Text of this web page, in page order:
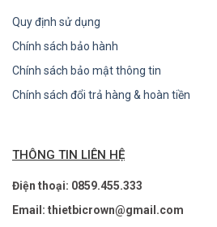
Quy định sử dụng
Chính sách bảo hành
Chính sách bảo mật thông tin
Chính sách đổi trả hàng & hoàn tiền
THÔNG TIN LIÊN HỆ
Điện thoại: 0859.455.333
Email: thietbicrown@gmail.com